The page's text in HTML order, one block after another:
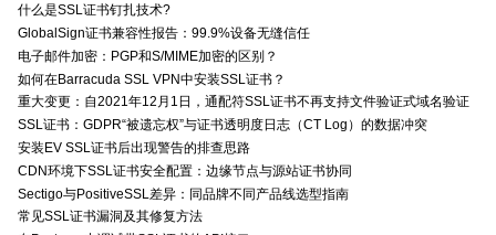
什么是SSL证书钉扎技术?
GlobalSign证书兼容性报告：99.9%设备无缝信任
电子邮件加密：PGP和S/MIME加密的区别？
如何在Barracuda SSL VPN中安装SSL证书？
重大变更：自2021年12月1日，通配符SSL证书不再支持文件验证式域名验证
SSL证书：GDPR“被遗忘权”与证书透明度日志（CT Log）的数据冲突
安装EV SSL证书后出现警告的排查思路
CDN环境下SSL证书安全配置：边缘节点与源站证书协同
Sectigo与PositiveSSL差异：同品牌不同产品线选型指南
常见SSL证书漏洞及其修复方法